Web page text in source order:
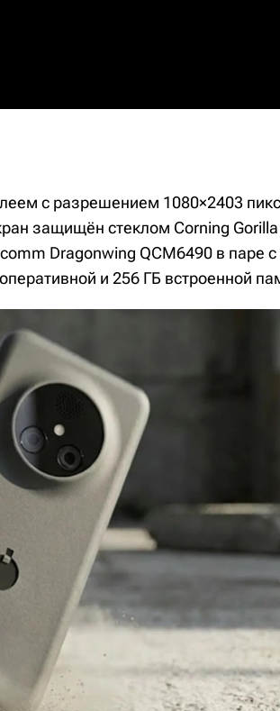
с разрешением 1080×2403
защищён стеклом Corning
Dragonwing QCM6490 в паре с
и 256 ГБ встроенной